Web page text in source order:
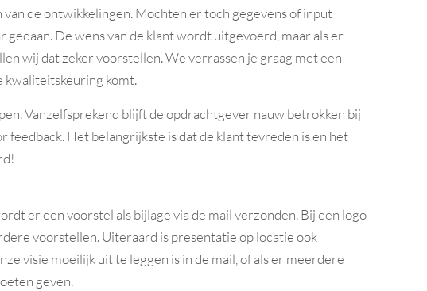
de ontwikkelingen. Mochten er toch gegevens of input
gedaan. De wens van de klant wordt uitgevoerd, maar als er
wij dat zeker voorstellen. We verrassen je graag met een
kwaliteitskeuring komt.
Vanzelfsprekend blijft de opdrachtgever nauw betrokken bij
feedback. Het belangrijkste is dat de klant tevreden is en het
er een voorstel als bijlage via de mail verzonden. Bij een logo
voorstellen. Uiteraard is presentatie op locatie ook
visie moeilijk uit te leggen is in de mail, of als er meerdere
geven.